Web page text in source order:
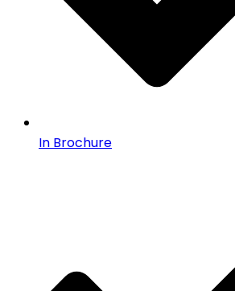
In Brochure